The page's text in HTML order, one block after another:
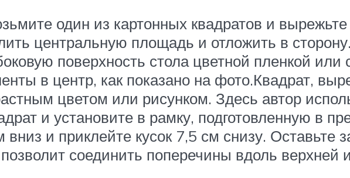
один из картонных квадратов и
центральную площадь и отложить в
поверхность стола цветной пленкой
в центр, как показано на фото.Квадрат,
цветом или рисунком. Здесь автор
и установите в рамку, подготовленную в
вниз и приклейте кусок 7,5 см снизу. Оставьте
соединить поперечины вдоль